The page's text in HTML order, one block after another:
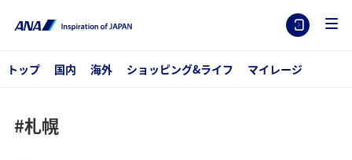
トップ 国内 海外 ショッピング&ライフ マイレージ
#札幌